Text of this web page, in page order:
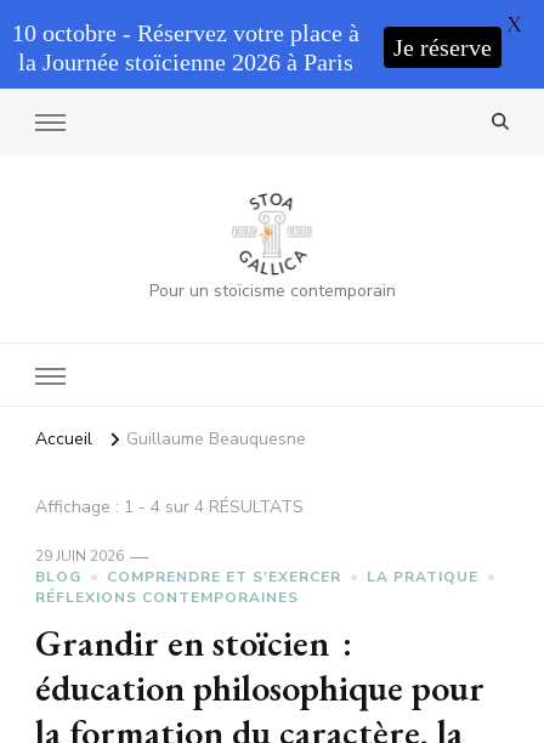
Pour un stoïcisme contemporain
Accueil Guillaume Beauquesne
Affichage : 1 - 4 sur 4 RÉSULTATS
29 JUIN 2026
BLOG
COMPRENDRE ET S'EXERCER
LA PRATIQUE
RÉFLEXIONS CONTEMPORAINES
Grandir en stoïcien :
éducation philosophique pour
la formation du caractère, la
10 octobre - Réservez votre place à
la Journée stoïcienne 2026 à Paris
Je réserve
X